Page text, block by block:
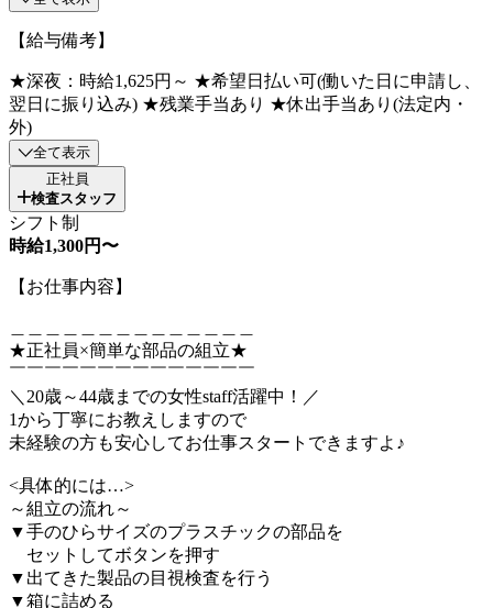
【給与備考】
★深夜：時給1,625円～ ★希望日払い可(働いた日に申請し、
翌日に振り込み) ★残業手当あり ★休出手当あり(法定内・
外)
全て表示
正社員
検査スタッフ
シフト制
時給1,300円〜
【お仕事内容】
★正社員×簡単な部品の組立★
￣￣￣￣￣￣￣￣￣￣￣￣￣￣
＼20歳～44歳までの女性staff活躍中！／
1から丁寧にお教えしますので
未経験の方も安心してお仕事スタートできますよ♪
<具体的には…>
～組立の流れ～
▼手のひらサイズのプラスチックの部品を
セットしてボタンを押す
▼出てきた製品の目視検査を行う
▼箱に詰める